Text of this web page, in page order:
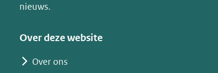
nieuws.
Over deze website
Over ons